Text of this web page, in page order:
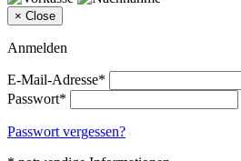
× Close
Anmelden
E-Mail-Adresse*
Passwort*
Passwort vergessen?